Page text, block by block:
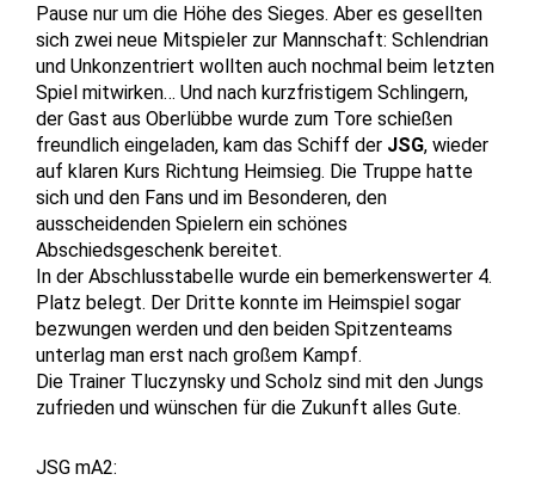
Pause nur um die Höhe des Sieges. Aber es gesellten
sich zwei neue Mitspieler zur Mannschaft: Schlendrian
und Unkonzentriert wollten auch nochmal beim letzten
Spiel mitwirken… Und nach kurzfristigem Schlingern,
der Gast aus Oberlübbe wurde zum Tore schießen
freundlich eingeladen, kam das Schiff der JSG, wieder
auf klaren Kurs Richtung Heimsieg. Die Truppe hatte
sich und den Fans und im Besonderen, den
ausscheidenden Spielern ein schönes
Abschiedsgeschenk bereitet.
In der Abschlusstabelle wurde ein bemerkenswerter 4.
Platz belegt. Der Dritte konnte im Heimspiel sogar
bezwungen werden und den beiden Spitzenteams
unterlag man erst nach großem Kampf.
Die Trainer Tluczynsky und Scholz sind mit den Jungs
zufrieden und wünschen für die Zukunft alles Gute.
JSG mA2: